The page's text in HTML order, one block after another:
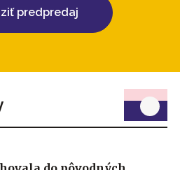
predpredaj